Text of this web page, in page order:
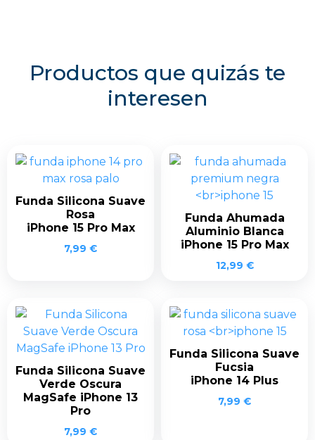
Productos que quizás te
interesen
Funda Silicona Suave
Rosa
iPhone 15 Pro Max
7,99 €
Funda Ahumada
Aluminio Blanca
iPhone 15 Pro Max
12,99 €
Funda Silicona Suave
Verde Oscura
MagSafe iPhone 13
Pro
7,99 €
Funda Silicona Suave
Fucsia
iPhone 14 Plus
7,99 €